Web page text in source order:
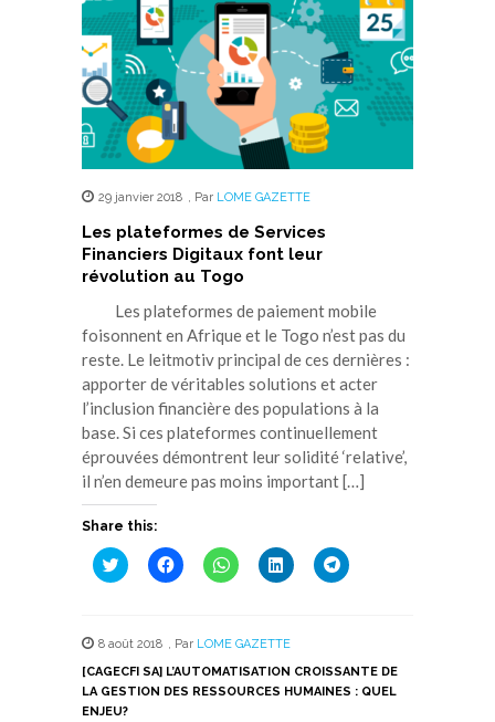
29 janvier 2018 , Par LOME GAZETTE
Les plateformes de Services
Financiers Digitaux font leur
révolution au Togo
Les plateformes de paiement mobile
foisonnent en Afrique et le Togo n’est pas du
reste. Le leitmotiv principal de ces dernières :
apporter de véritables solutions et acter
l’inclusion financière des populations à la
base. Si ces plateformes continuellement
éprouvées démontrent leur solidité ‘relative’,
il n’en demeure pas moins important […]
Share this:
Cliquez
pour
une
nouvelle
fenêtre)
Cliquez
pour
une
nouvelle
fenêtre)
Cliquez
pour
une
nouvelle
fenêtre)
Cliquez
pour
une
nouvelle
fenêtre)
Cliquez
pour
nouvelle
fenêtre)
8 août 2018 , Par LOME GAZETTE
[CAGECFI SA] L’AUTOMATISATION CROISSANTE DE
LA GESTION DES RESSOURCES HUMAINES : QUEL
ENJEU?